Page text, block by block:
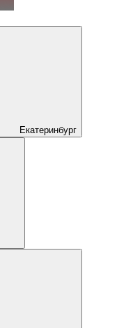
Екатеринбург